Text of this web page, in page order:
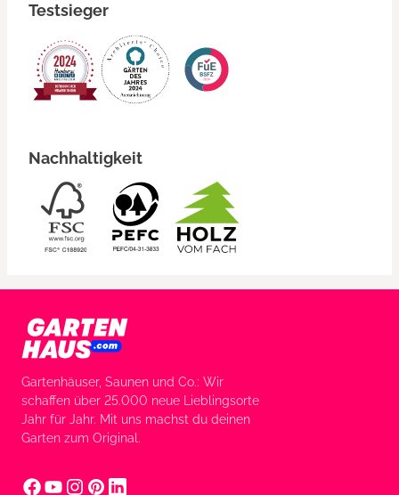
Testsieger
Nachhaltigkeit
Gartenhäuser, Saunen und Co.: Wir
schaffen über 25.000 neue Lieblingsorte
Jahr für Jahr. Mit uns machst du deinen
Garten zum Original.